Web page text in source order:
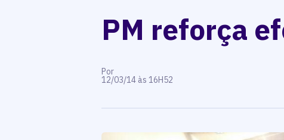
PM reforça
Por
12/03/14 às 16H52